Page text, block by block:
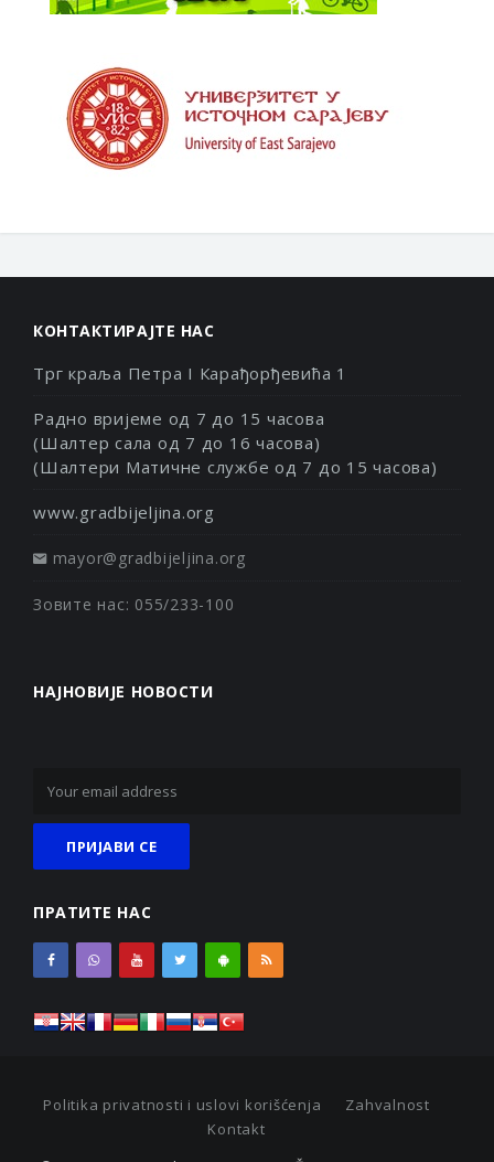
КОНТАКТИРАЈТЕ НАС
Трг краља Петра I Карађорђевића 1
Радно вријеме од 7 до 15 часова
(Шалтер сала од 7 до 16 часова)
(Шалтери Матичне службе од 7 до 15 часова)
www.gradbijeljina.org
mayor@gradbijeljina.org
Зовите нас: 055/233-100
НАЈНОВИЈЕ НОВОСТИ
ПРАТИТЕ НАС
Politika privatnosti i uslovi korišćenja
Zahvalnost
Kontakt